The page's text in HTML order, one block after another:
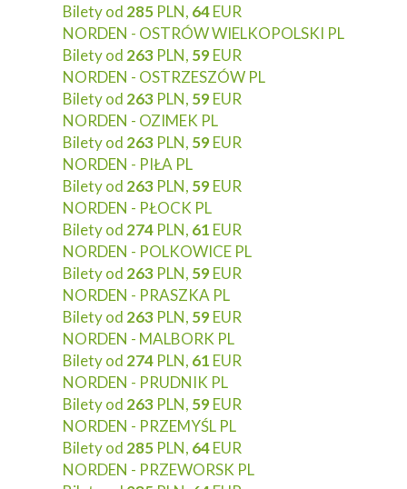
Bilety od 285 PLN, 64EUR
NORDEN - OSTRÓW WIELKOPOLSKI PL
Bilety od 263 PLN, 59EUR
NORDEN - OSTRZESZÓW PL
Bilety od 263 PLN, 59EUR
NORDEN - OZIMEK PL
Bilety od 263 PLN, 59EUR
NORDEN - PIŁA PL
Bilety od 263 PLN, 59EUR
NORDEN - PŁOCK PL
Bilety od 274 PLN, 61 EUR
NORDEN - POLKOWICE PL
Bilety od 263 PLN, 59EUR
NORDEN - PRASZKA PL
Bilety od 263 PLN, 59EUR
NORDEN - MALBORK PL
Bilety od 274 PLN, 61 EUR
NORDEN - PRUDNIK PL
Bilety od 263 PLN, 59EUR
NORDEN - PRZEMYŚL PL
Bilety od 285 PLN, 64EUR
NORDEN - PRZEWORSK PL